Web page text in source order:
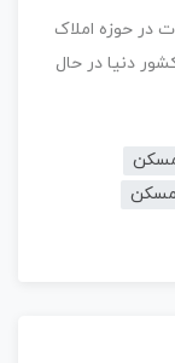
در حوزه املاک
است که هم اکنون در بیش از 180 کشور دنیا در حال
مسکن
مسکن